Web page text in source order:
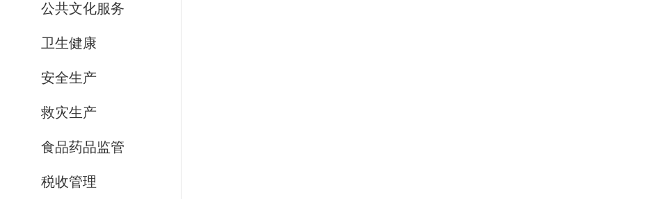
公共文化服务
卫生健康
安全生产
救灾生产
食品药品监管
税收管理